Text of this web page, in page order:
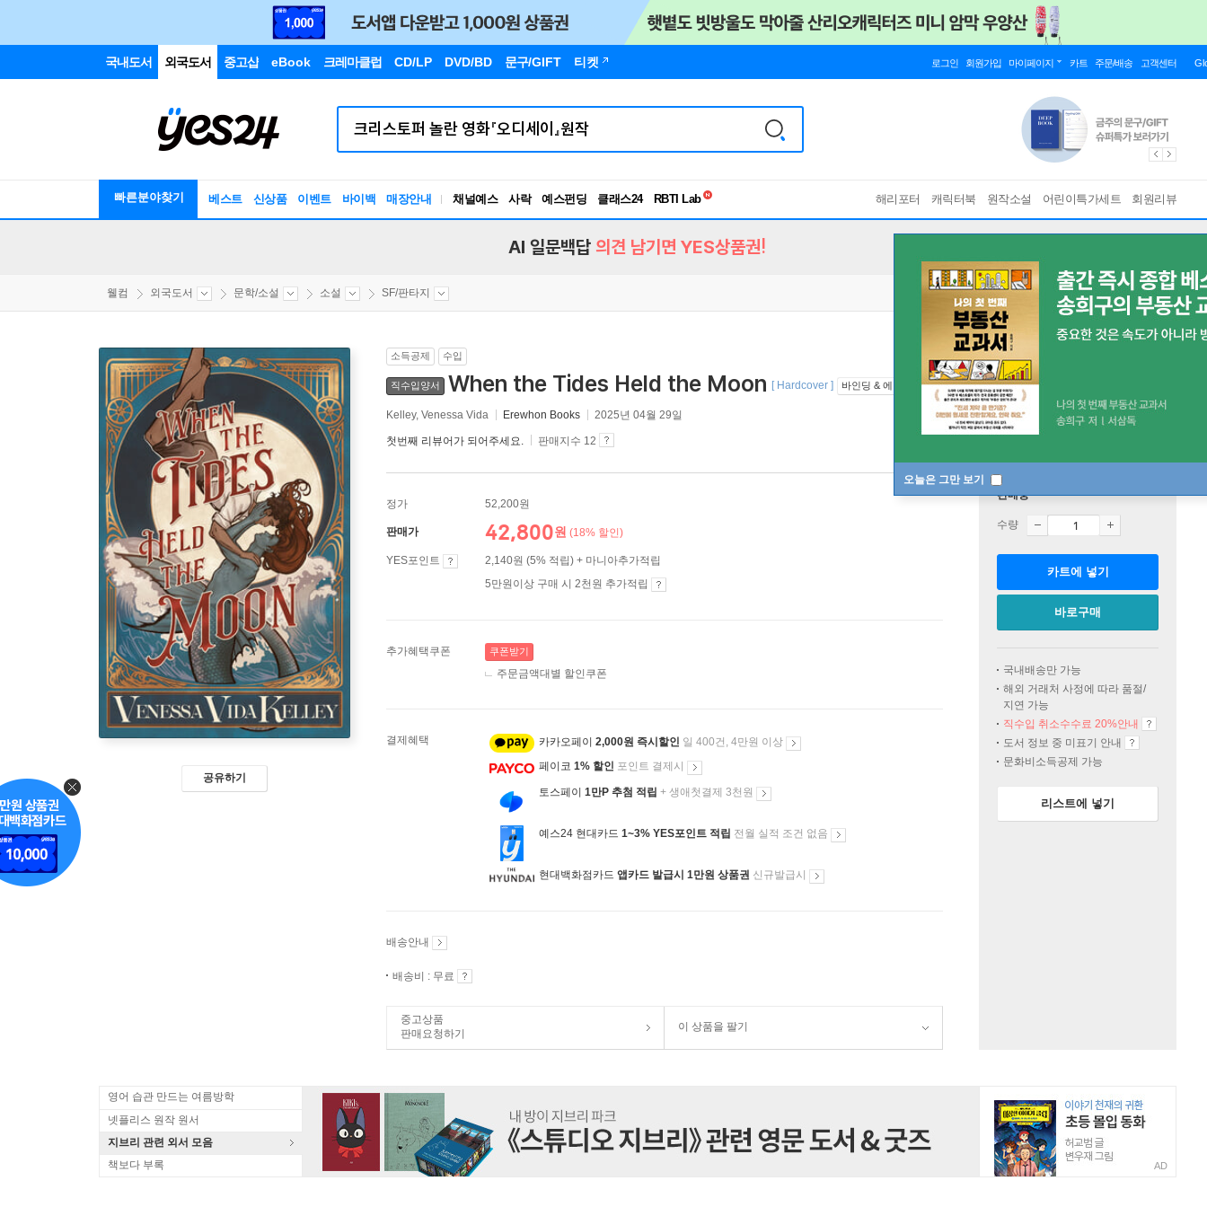
국내도서 외국도서 중고샵 eBook 크레마클럽 CD/LP DVD/BD 문구/GIFT 티켓 로그인 회원가입 마이페이지 카트 주문/배송 고객센터
빠른분야찾기 베스트 신상품 이벤트 바이백 매장안내 채널예스 사락 예스펀딩 클래스24
독서유형검사
해리포터 캐릭터북 원작소설 어린이특가세트 회원리뷰
오늘은 그만 보기
AI 일문백답 의견 남기면 YES상품권!
웰컴 외국도서 문학/소설 소설 SF/판타지
공유하기
소득공제 수입
직수입양서 When the Tides Held the Moon [ Hardcover ] 바인딩 & 에디션 안내
Kelley, Venessa Vida Erewhon Books 2025년 04월 29일
첫번째 리뷰어가 되어주세요. 판매지수 12
정가 52,200원
판매가 42,800원 (18% 할인)
YES포인트
2,140원 (5% 적립) + 마니아추가적립
5만원이상 구매 시 2천원 추가적립
추가혜택쿠폰 쿠폰받기
주문금액대별 할인쿠폰
결제혜택 카카오페이 2,000원 즉시할인 일 400건, 4만원 이상
페이코 1% 할인 포인트 결제시
토스페이 1만P 추첨 적립 + 생애첫결제 3천원
예스24 현대카드 1~3% YES포인트 적립 전월 실적 조건 없음
현대백화점카드 앱카드 발급시 1만원 상품권 신규발급시
배송안내
배송비 : 무료
중고상품
판매요청하기
이 상품을 팔기
판매중
수량
카트에 넣기
바로구매
국내배송만 가능
해외 거래처 사정에 따라 품절/
지연 가능
직수입 취소수수료 20%안내
도서 정보 중 미표기 안내
문화비소득공제 가능
리스트에 넣기
영어 습관 만드는 여름방학
넷플리스 원작 원서
지브리 관련 외서 모음
책보다 부록
AD